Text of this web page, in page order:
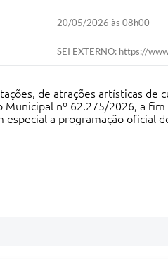
20/05/2026 às 08h00
SEI EXTERNO: https://
de atrações artísticas de
nº 62.275/2026, a
especial a programação oficial